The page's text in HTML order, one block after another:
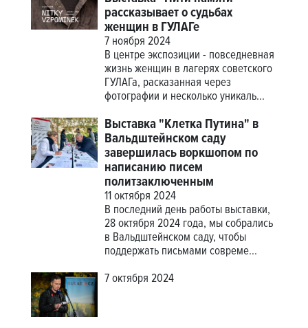
рассказывает о судьбах
женщин в ГУЛАГе
7 ноября 2024
В центре экспозиции - повседневная
жизнь женщин в лагерях советского
ГУЛАГа, расказанная через
фотографии и несколько уникаль...
Выставка "Клетка Путина" в
Вальдштейнском саду
завершилась воркшопом по
написанию писем
политзаключенным
11 октября 2024
В последний день работы выставки,
28 октября 2024 года, мы собрались
в Вальдштейнском саду, чтобы
поддержать письмами совреме...
7 октября 2024